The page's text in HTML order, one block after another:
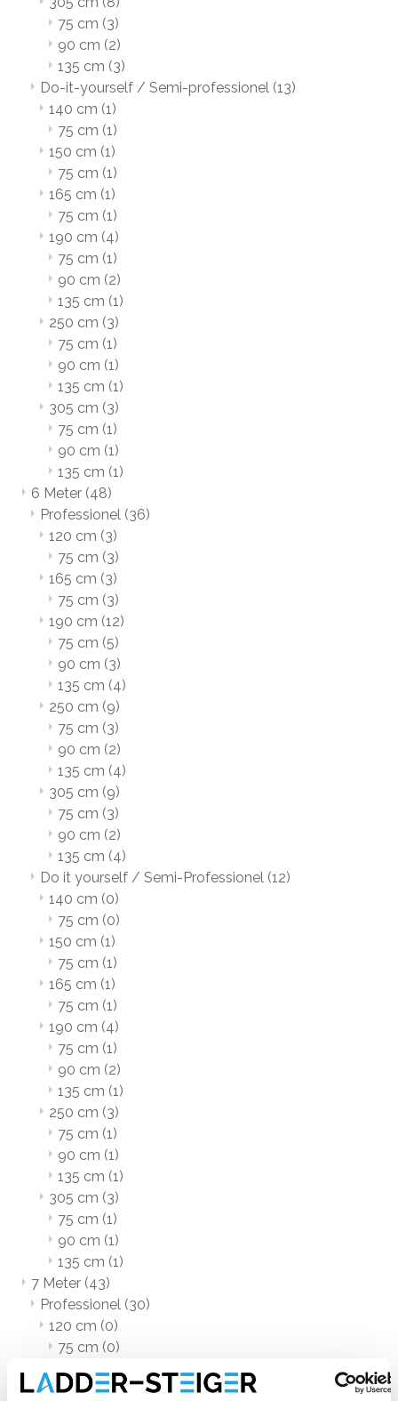
75 cm (3)
90 cm (2)
135 cm (3)
Do-it-yourself / Semi-professionel (13)
140 cm (1)
75 cm (1)
150 cm (1)
75 cm (1)
165 cm (1)
75 cm (1)
190 cm (4)
75 cm (1)
90 cm (2)
135 cm (1)
250 cm (3)
75 cm (1)
90 cm (1)
135 cm (1)
305 cm (3)
75 cm (1)
90 cm (1)
135 cm (1)
6 Meter (48)
Professionel (36)
120 cm (3)
75 cm (3)
165 cm (3)
75 cm (3)
190 cm (12)
75 cm (5)
90 cm (3)
135 cm (4)
250 cm (9)
75 cm (3)
90 cm (2)
135 cm (4)
305 cm (9)
75 cm (3)
90 cm (2)
135 cm (4)
Do it yourself / Semi-Professionel (12)
140 cm (0)
75 cm (0)
150 cm (1)
75 cm (1)
165 cm (1)
75 cm (1)
190 cm (4)
75 cm (1)
90 cm (2)
135 cm (1)
250 cm (3)
75 cm (1)
90 cm (1)
135 cm (1)
305 cm (3)
75 cm (1)
90 cm (1)
135 cm (1)
7 Meter (43)
Professionel (30)
120 cm (0)
75 cm (0)
165 cm(3)
75 cm(3)